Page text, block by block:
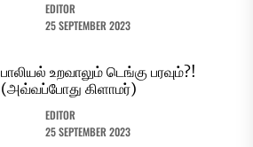
EDITOR
25 SEPTEMBER 2023
பாலியல் உறவாலும் டெங்கு பரவும்?!
(அவ்வப்போது கிளாமர்)
EDITOR
25 SEPTEMBER 2023